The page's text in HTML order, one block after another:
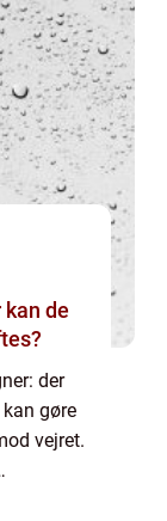
de
der
gøre
vejret.